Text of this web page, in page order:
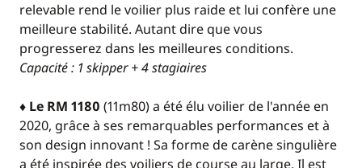
relevable rend le voilier plus raide et lui confère une
meilleure stabilité. Autant dire que vous
progresserez dans les meilleures conditions.
Capacité : 1 skipper + 4 stagiaires
♦ Le RM 1180 (11m80) a été élu voilier de l'année en
2020, grâce à ses remarquables performances et à
son design innovant ! Sa forme de carène singulière
a été inspirée des voiliers de course au large. Il est